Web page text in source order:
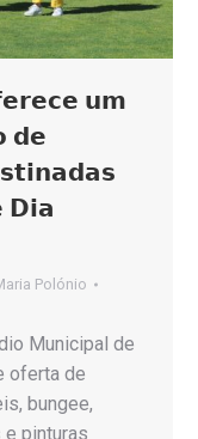
𝘂𝗺
𝗱𝗲
𝗗𝗶𝗮
Polónio
Municipal de
oferta de
bungee,
pinturas